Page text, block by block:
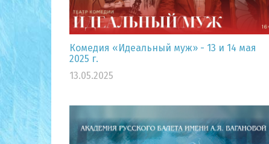
Комедия «Идеальный муж» - 13 и 14 мая
2025 г.
13.05.2025